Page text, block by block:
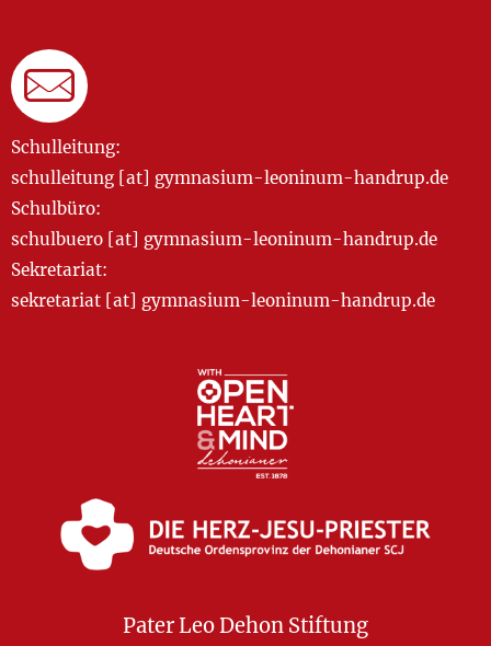
Schulleitung:
schulleitung [at] gymnasium-leoninum-handrup.de
Schulbüro:
schulbuero [at] gymnasium-leoninum-handrup.de
Sekretariat:
sekretariat [at] gymnasium-leoninum-handrup.de
Pater Leo Dehon Stiftung